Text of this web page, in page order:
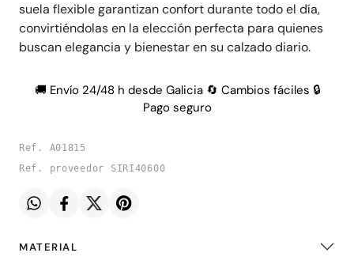
suela flexible garantizan confort durante todo el día,
convirtiéndolas en la elección perfecta para quienes
buscan elegancia y bienestar en su calzado diario.
🚚 Envío 24/48 h desde Galicia 🔄 Cambios fáciles 🔒
Pago seguro
Ref. A01815
Ref. proveedor SIRI40600
MATERIAL